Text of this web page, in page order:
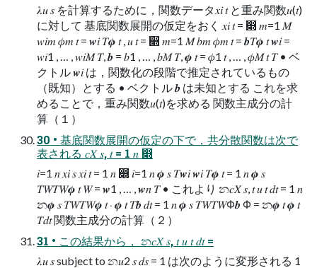
𝜆𝑢 𝑠 を計算するために，関数データ𝑥𝑖 𝑡 と重み関数𝑢(𝑡)
に対して 基底関数展開の仮定をおく 𝑥𝑖 𝑡 = ෍ 𝑚=1 𝑀
𝑤𝑖𝑚 𝜙𝑚 𝑡 = 𝒘𝑖 𝑇𝝓 𝑡 , 𝑢 𝑡 = ෍ 𝑚=1 𝑀 𝑏𝑚 𝜙𝑚 𝑡 = 𝒃𝑇𝝓 𝑡 𝒘𝑖 =
𝑤𝑖1 , … , 𝑤𝑖𝑀 𝑇, 𝒃 = 𝑏1 , … , 𝑏𝑀 𝑇, 𝝓 𝑡 = 𝜙1 𝑡 , … , 𝜙𝑀 𝑡 𝑇 • ベ
クトル 𝒘𝑖 は，関数化の段階で推定されているもの
（既知）とする • ベクトル 𝒃 は未知とする これを求
めることで，重み関数𝑢(𝑡)を求める 関数主成分の計
算（１）
30 • 基底関数展開の仮定の下で，共分散関数は次で
表される 𝑐𝑋 𝑠, 𝑡 = 1 𝑛 ෍
𝑖=1 𝑛 𝑥𝑖 𝑠 𝑥𝑖 𝑡 = 1 𝑛 ෍ 𝑖=1 𝑛 𝝓 𝑠 𝑇𝒘𝑖 𝒘𝑖 𝑇𝝓 𝑡 = 1 𝑛 𝝓 𝑠
𝑇𝑊𝑇𝑊𝝓 𝑡 𝑊 = 𝒘1 , … , 𝒘𝑛 𝑇 • これより න𝑐𝑋 𝑠, 𝑡 𝑢 𝑡 𝑑𝑡 = 1 𝑛
න𝝓 𝑠 𝑇𝑊𝑇𝑊𝝓 𝑡 ⋅ 𝝓 𝑡 𝑇𝒃 𝑑𝑡 = 1 𝑛 𝝓 𝑠 𝑇𝑊𝑇𝑊Φ𝒃 Φ = න𝝓 𝑡 𝝓 𝑡
𝑇𝑑𝑡 関数主成分の計算（２）
31 • この結果から， න𝑐𝑋 𝑠, 𝑡 𝑢 𝑡 𝑑𝑡 =
𝜆𝑢 𝑠 subject to න𝑢2 𝑠 𝑑𝑠 = 1 は次のように変形される 1